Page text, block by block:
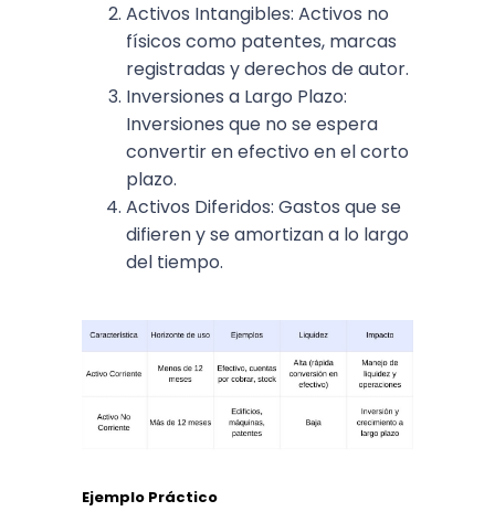
Activos Intangibles: Activos no
físicos como patentes, marcas
registradas y derechos de autor.
Inversiones a Largo Plazo:
Inversiones que no se espera
convertir en efectivo en el corto
plazo.
Activos Diferidos: Gastos que se
difieren y se amortizan a lo largo
del tiempo.
Ejemplo Práctico